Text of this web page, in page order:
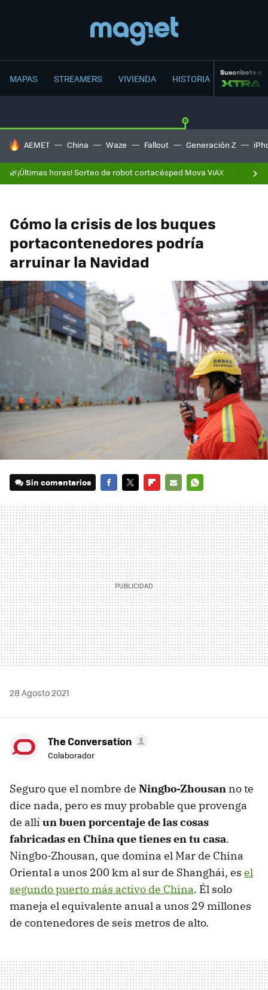
MAPAS STREAMERS VIVIENDA HISTORIA Suscríbete a
HOY SE HABLA DE
AEMET China Waze Fallout Generación Z
🌿¡Últimas horas! Sorteo de robot cortacésped Mova ViAX
Cómo la crisis de los buques
portacontenedores podría
arruinar la Navidad
Sin comentarios
MAIL
28 Agosto 2021
The Conversation
Colaborador
Seguro que el nombre de Ningbo-Zhousan no te
dice nada, pero es muy probable que provenga
de allí un buen porcentaje de las cosas
fabricadas en China que tienes en tu casa.
Ningbo-Zhousan, que domina el Mar de China
Oriental a unos 200 km al sur de Shanghái, es el
segundo puerto más activo de China. Él solo
maneja el equivalente anual a unos 29 millones
de contenedores de seis metros de alto.